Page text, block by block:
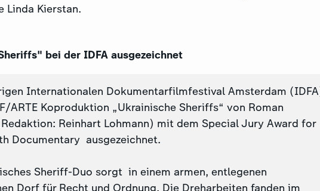
Linda Kierstan.
bei der IDFA ausgezeichnet
Internationalen Dokumentarfilmfestival Amsterdam
ARTE Koproduktion „Ukrainische Sheriffs“ von Roman
Reinhart Lohmann) mit dem Special Jury Award for
Documentary ausgezeichnet.
Sheriff-Duo sorgt in einem armen, entlegenen
Dorf für Recht und Ordnung. Die Dreharbeiten fanden im